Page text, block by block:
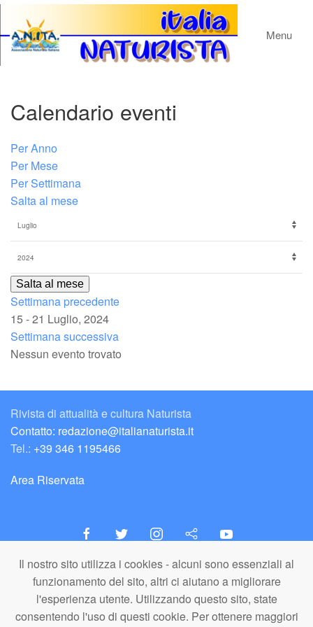
Il nostro sito utilizza i cookies - alcuni sono essenziali al
funzionamento del sito, altri ci aiutano a migliorare
l'esperienza utente. Utilizzando questo sito, state
consentendo l'uso di questi cookie. Per ottenere maggiori
Menu
Calendario eventi
Per Anno
Per Mese
Per Settimana
Salta al mese
Salta al mese
Settimana precedente
15 - 21 Luglio, 2024
Settimana successiva
Nessun evento trovato
Rivista di attualità e cultura Naturista
Contatto: redazione@italianaturista.it
Tel.: +39 346 1195466
Area Riservata
italiaNATURISTA
Editore e Redazione
A.N.ITA. Associazione Naturista Italiana (APS)
C.F. 80203710159